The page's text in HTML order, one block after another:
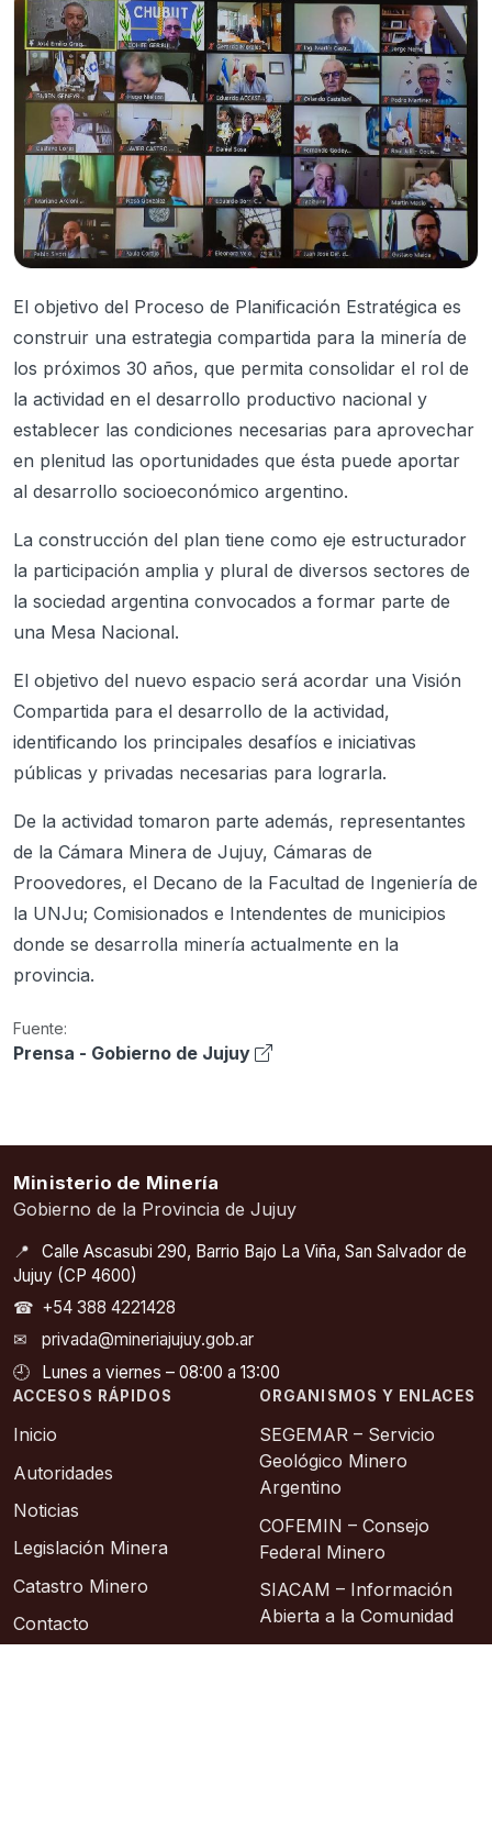
El objetivo del Proceso de Planificación Estratégica es
construir una estrategia compartida para la minería de
los próximos 30 años, que permita consolidar el rol de
la actividad en el desarrollo productivo nacional y
establecer las condiciones necesarias para aprovechar
en plenitud las oportunidades que ésta puede aportar
al desarrollo socioeconómico argentino.
La construcción del plan tiene como eje estructurador
la participación amplia y plural de diversos sectores de
la sociedad argentina convocados a formar parte de
una Mesa Nacional.
El objetivo del nuevo espacio será acordar una Visión
Compartida para el desarrollo de la actividad,
identificando los principales desafíos e iniciativas
públicas y privadas necesarias para lograrla.
De la actividad tomaron parte además, representantes
de la Cámara Minera de Jujuy, Cámaras de
Proovedores, el Decano de la Facultad de Ingeniería de
la UNJu; Comisionados e Intendentes de municipios
donde se desarrolla minería actualmente en la
provincia.
Fuente:
Prensa - Gobierno de Jujuy
Ministerio de Minería
Gobierno de la Provincia de Jujuy
📍
Calle Ascasubi 290, Barrio Bajo La Viña, San Salvador de
Jujuy (CP 4600)
☎ +54 388 4221428
✉
privada@mineriajujuy.gob.ar
🕘
Lunes a viernes – 08:00 a 13:00
ACCESOS RÁPIDOS
Inicio
Autoridades
Noticias
Legislación Minera
Catastro Minero
Contacto
ORGANISMOS Y ENLACES
SEGEMAR – Servicio
Geológico Minero
Argentino
COFEMIN – Consejo
Federal Minero
SIACAM – Información
Abierta a la Comunidad